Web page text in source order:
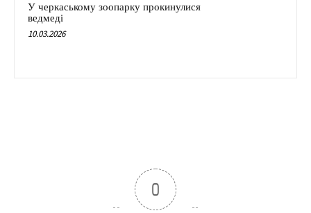
У черкаському зоопарку прокинулися
ведмеді
10.03.2026
0